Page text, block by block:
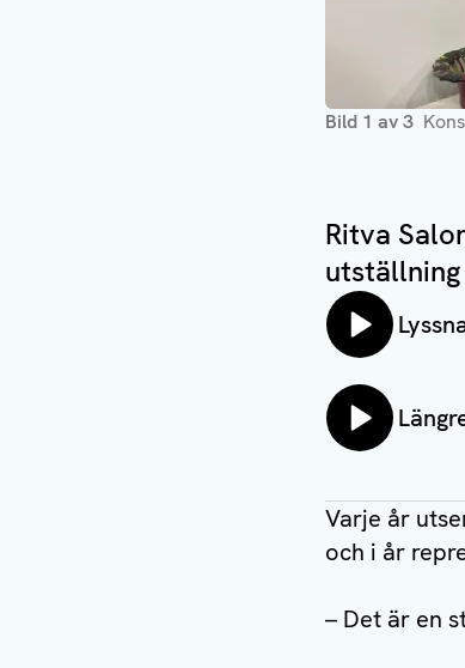
Bild 1 av3
Ritva
utställning
Varje år
och i år
– Det är en